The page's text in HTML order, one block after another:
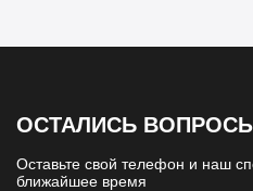
ОСТАЛИСЬ
Оставьте свой телефон и наш
ближайшее время